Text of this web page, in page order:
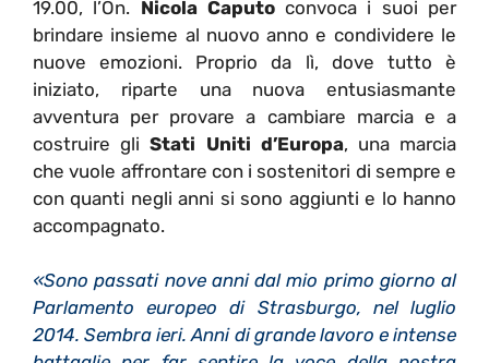
19.00, l’On. Nicola Caputoconvoca i suoi per
brindare insieme al nuovo anno e condividere le
nuove emozioni. Proprio da lì, dove tutto è
iniziato, riparte una nuova entusiasmante
avventura per provare a cambiare marcia e a
costruire gliStati Uniti d’Europa, una marcia
che vuole affrontare con i sostenitori di sempre e
con quanti negli anni si sono aggiunti e lo hanno
accompagnato.
«Sono passati nove anni dal mio primo giorno al
Parlamento europeo di Strasburgo, nel luglio
2014. Sembra ieri. Anni di grande lavoro e intense